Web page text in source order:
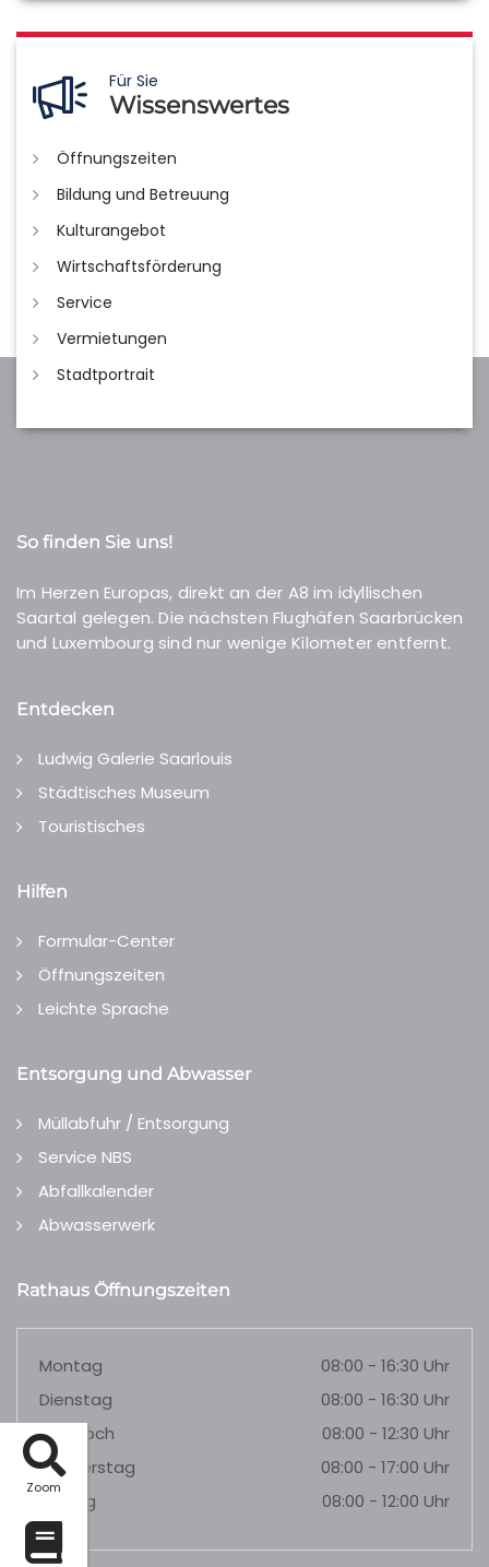
Zoom
Für Sie
Wissenswertes
Öffnungszeiten
Bildung und Betreuung
Kulturangebot
Wirtschaftsförderung
Service
Vermietungen
Stadtportrait
So finden Sie uns!
Im Herzen Europas, direkt an der A8 im idyllischen
Saartal gelegen. Die nächsten Flughäfen Saarbrücken
und Luxembourg sind nur wenige Kilometer entfernt.
Entdecken
Ludwig Galerie Saarlouis
Städtisches Museum
Touristisches
Hilfen
Formular-Center
Öffnungszeiten
Leichte Sprache
Entsorgung und Abwasser
Müllabfuhr / Entsorgung
Service NBS
Abfallkalender
Abwasserwerk
Rathaus Öffnungszeiten
Montag
08:00 - 16:30 Uhr
Dienstag
08:00 - 16:30 Uhr
Mittwoch
08:00 - 12:30 Uhr
Donnerstag
08:00 - 17:00 Uhr
Freitag
08:00 - 12:00 Uhr